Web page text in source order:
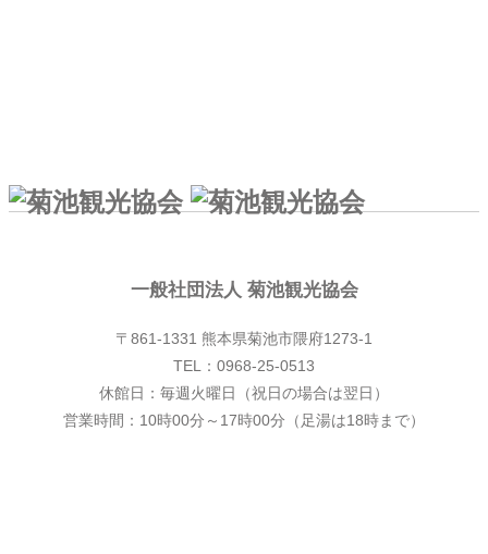
一般社団法人 菊池観光協会一般社団法人 菊池観光協会
〒861-1331 熊本県菊池市隈府1273-1
TEL：0968-25-0513
休館日：毎週火曜日（祝日の場合は翌日）
営業時間：10時00分～17時00分（足湯は18時まで）